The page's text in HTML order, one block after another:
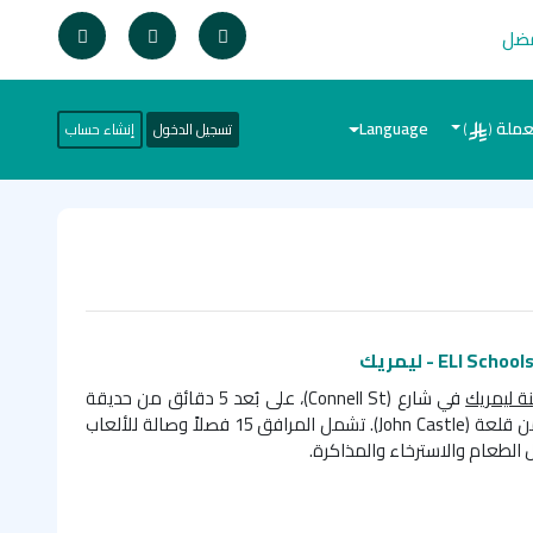
(
)
Language تسجيل الدخول إنشاء حساب
ELI Schools - ليمريك
ليمريكفي شارع (Connell St )، على بُعد 5 دقائق من حديقة
John Castle ). تشمل المرافق 15 فصلاً وصالة للألعاب
والاسترخاء والمذاكرة.